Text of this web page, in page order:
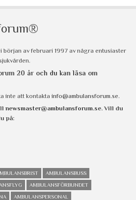
början av februari 1997 av några entusiaster
20 år och du kan läsa om
inte att kontakta info@ambulansforum.se.
newsmaster@ambulansforum.se. Vill du
på:
AMBULANSBUSS
AMBULANSFÖRBUNDET
AMBULANSPERSONAL